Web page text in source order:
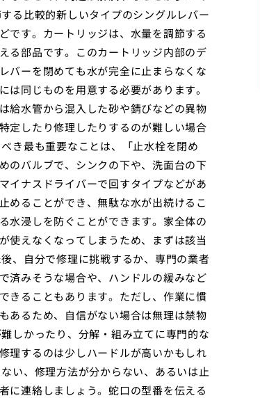
る比較的新しいタイプのシングルレバー
です。カートリッジは、水量を調節する
る部品です。このカートリッジ内部のデ
バーを閉めても水が完全に止まらなくな
同じものを用意する必要があります。
給水管から混入した砂や錆びなどの異物
定したり修理したりするのが難しい場合
き最も重要なことは、「止水栓を閉め
のバルブで、シンクの下や、洗面台の下
イナスドライバーで回すタイプなどがあ
めることができ、無駄な水が出続けるこ
水浸しを防ぐことができます。家全体の
使えなくなってしまうため、まずは該当
、自分で修理に挑戦するか、専門の業者
済みそうな場合や、ハンドルの緩みなど
きることもあります。ただし、作業に慣
あるため、自信がない場合は無理は禁物
しかったり、分解・組み立てに専門的な
理するのは少しハードルが高いかもしれ
い、修理方法が分からない、あるいは止
に連絡しましょう。蛇口の型番を伝える